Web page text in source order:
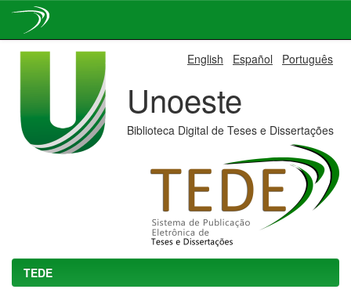
English Español Português
Unoeste
Biblioteca Digital de Teses e Dissertações
TEDE